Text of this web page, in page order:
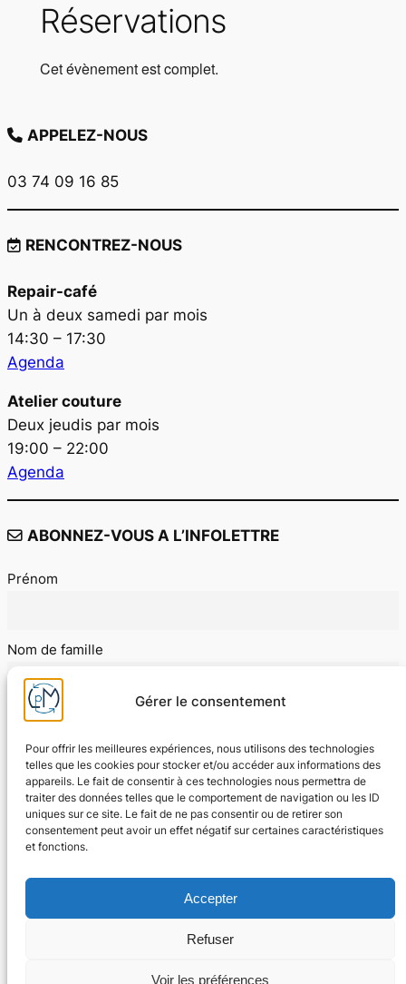
Gérer le consentement
Pour offrir les meilleures expériences, nous utilisons des technologies
telles que les cookies pour stocker et/ou accéder aux informations des
appareils. Le fait de consentir à ces technologies nous permettra de
traiter des données telles que le comportement de navigation ou les ID
uniques sur ce site. Le fait de ne pas consentir ou de retirer son
consentement peut avoir un effet négatif sur certaines caractéristiques
et fonctions.
Accepter
Refuser
Voir les préférences
Réservations
Cet évènement est complet.
APPELEZ-NOUS
03 74 09 16 85
RENCONTREZ-NOUS
Repair-café
Un à deux samedi par mois
14:30 – 17:30
Agenda
Atelier couture
Deux jeudis par mois
19:00 – 22:00
Agenda
ABONNEZ-VOUS A L’INFOLETTRE
Prénom
Nom de famille
E-mail
J'accepte les conditions d'utilisation